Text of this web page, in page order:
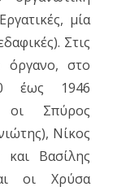
μία
Στις
όργανο, στο
έως 1946
οι Σπύρος
Νίκος
και Βασίλης
οι Χρύσα